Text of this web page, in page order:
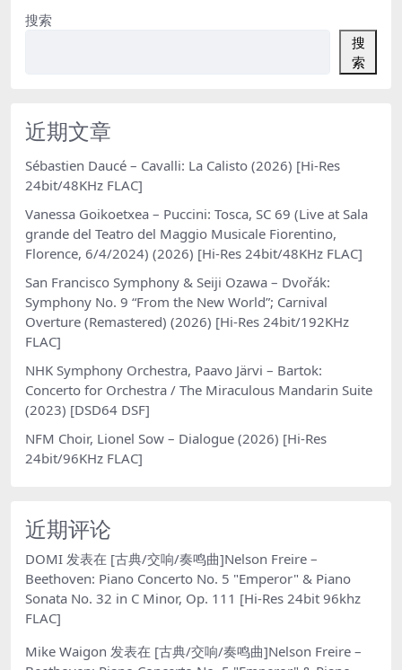
搜索
搜
索
近期文章
Sébastien Daucé – Cavalli: La Calisto (2026) [Hi-Res
24bit/48KHz FLAC]
Vanessa Goikoetxea – Puccini: Tosca, SC 69 (Live at Sala
grande del Teatro del Maggio Musicale Fiorentino,
Florence, 6/4/2024) (2026) [Hi-Res 24bit/48KHz FLAC]
San Francisco Symphony & Seiji Ozawa – Dvořák:
Symphony No. 9 “From the New World”; Carnival
Overture (Remastered) (2026) [Hi-Res 24bit/192KHz
FLAC]
NHK Symphony Orchestra, Paavo Järvi – Bartok:
Concerto for Orchestra / The Miraculous Mandarin Suite
(2023) [DSD64 DSF]
NFM Choir, Lionel Sow – Dialogue (2026) [Hi-Res
24bit/96KHz FLAC]
近期评论
DOMI 发表在 [古典/交响/奏鸣曲]Nelson Freire –
Beethoven: Piano Concerto No. 5 "Emperor" & Piano
Sonata No. 32 in C Minor, Op. 111 [Hi-Res 24bit 96khz
FLAC]
Mike Waigon 发表在 [古典/交响/奏鸣曲]Nelson Freire –